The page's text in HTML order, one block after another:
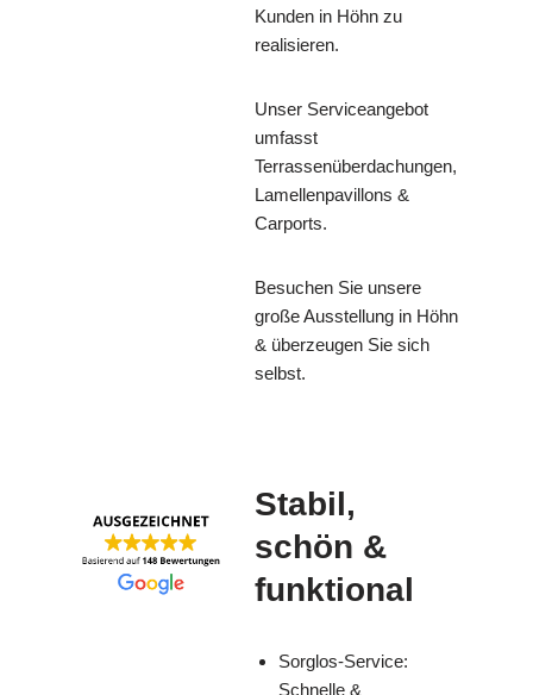
Kunden in Höhn zu
realisieren.
Unser Serviceangebot
umfasst
Terrassenüberdachungen,
Lamellenpavillons &
Carports.
Besuchen Sie unsere
große Ausstellung in Höhn
& überzeugen Sie sich
selbst.
Stabil,
schön &
funktional
Sorglos-Service:
Schnelle &